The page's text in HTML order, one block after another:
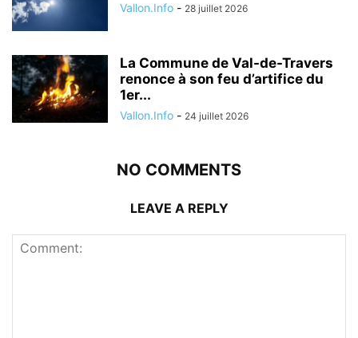
Vallon.Info - 28 juillet 2026
La Commune de Val-de-Travers
renonce à son feu d’artifice du
1er...
Vallon.Info - 24 juillet 2026
NO COMMENTS
LEAVE A REPLY